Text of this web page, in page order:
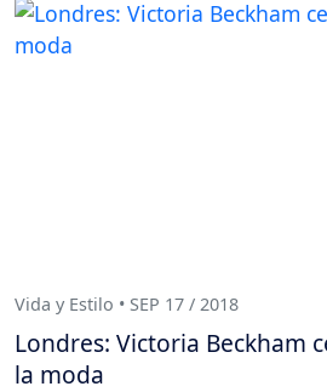
Vida y Estilo • SEP 17 / 2018
Londres: Victoria Beckham
la moda